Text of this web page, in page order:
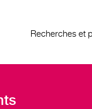
Recherches et